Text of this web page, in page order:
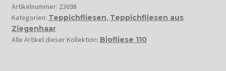
Artikelnummer: 23698
Kategorien: Teppichfliesen, Teppichfliesen aus
Ziegenhaar
Alle Artikel dieser Kollektion: Biofliese 110